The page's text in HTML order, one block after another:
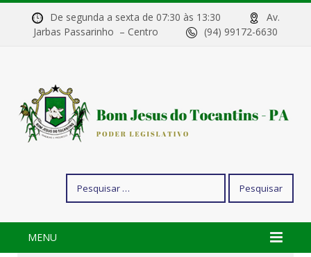
De segunda a sexta de 07:30 às 13:30
Av.
Jarbas Passarinho – Centro
(94) 99172-6630
por:
MENU